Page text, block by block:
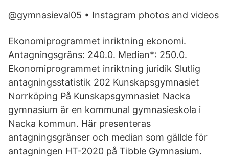
@gymnasieval05 • Instagram photos and videos
Ekonomiprogrammet inriktning ekonomi.
Antagningsgräns: 240.0. Median*: 250.0.
Ekonomiprogrammet inriktning juridik Slutlig
antagningsstatistik 202 Kunskapsgymnasiet
Norrköping På Kunskapsgymnasiet Nacka
gymnasium är en kommunal gymnasieskola i
Nacka kommun. Här presenteras
antagningsgränser och median som gällde för
antagningen HT-2020 på Tibble Gymnasium.